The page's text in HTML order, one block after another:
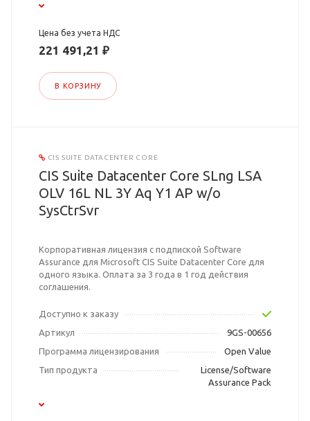
Цена без учета НДС
221 491,21 ₽
В КОРЗИНУ
CIS SUITE DATACENTER CORE
CIS Suite Datacenter Core SLng LSA
OLV 16L NL 3Y Aq Y1 AP w/o
SysCtrSvr
Корпоративная лицензия с подпиской Software
Assurance для Microsoft CIS Suite Datacenter Core для
одного языка. Оплата за 3 года в 1 год действия
соглашения.
Доступно к заказу
Артикул
9GS-00656
Программа лицензирования
Open Value
Тип продукта
License/Software
Assurance Pack